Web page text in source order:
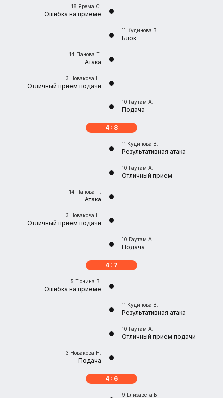
18 Ярема С.
Ошибка на приеме
11 Кудинова В.
Блок
14 Панова Т.
Атака
3 Новакова Н.
Отличный прием подачи
10 Гаутам А.
Подача
4 : 8
11 Кудинова В.
Результативная атака
10 Гаутам А.
Отличный прием
14 Панова Т.
Атака
3 Новакова Н.
Отличный прием подачи
10 Гаутам А.
Подача
4 : 7
5 Тюнина В.
Ошибка на приеме
11 Кудинова В.
Результативная атака
10 Гаутам А.
Отличный прием подачи
3 Новакова Н.
Подача
4 : 6
9 Елизавета Б.